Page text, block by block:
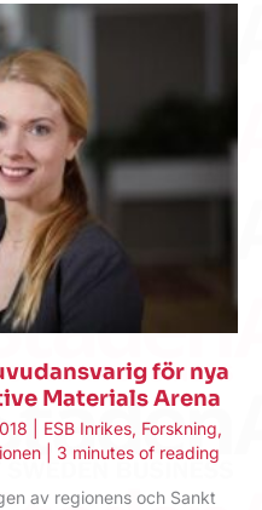
för nya
Materials Arena
ESB Inrikes, Forskning,
3 minutes of reading
av regionens och Sankt